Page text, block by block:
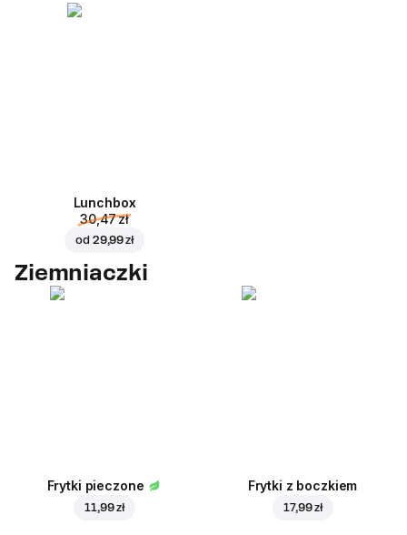
Lunchbox
30,47 zł
od 29,99 zł
Ziemniaczki
Frytki pieczone
11,99 zł
Frytki z boczkiem
17,99 zł